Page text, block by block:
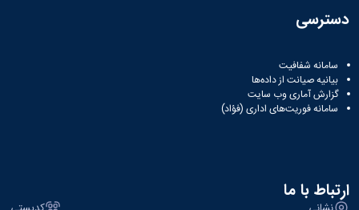
دسترسی
سامانه شفافیت
بیانیه صیانت از داده‌ها
گزارش آماری وب‌ سایت
سامانه فوریت‌های اداری (فؤاد)
ارتباط با ما